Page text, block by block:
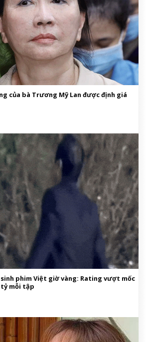
của bà Trương Mỹ Lan được định giá
phim Việt giờ vàng: Rating vượt mốc
tỷ mỗi tập